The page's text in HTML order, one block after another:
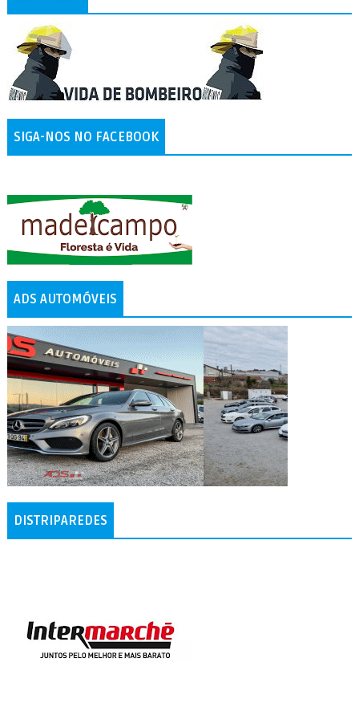
SIGA-NOS NO FACEBOOK
ADS AUTOMÓVEIS
DISTRIPAREDES